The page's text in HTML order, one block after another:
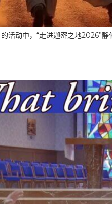
活动中，“走进迦密之地2026”